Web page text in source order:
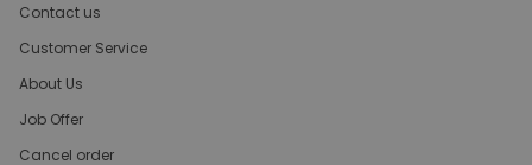
Contact us
Customer Service
About Us
Job Offer
Cancel order